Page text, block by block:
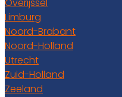
Overijssel
Limburg
Noord-Brabant
Noord-Holland
Utrecht
Zuid-Holland
Zeeland